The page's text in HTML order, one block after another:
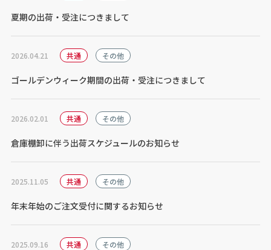
夏期の出荷・受注につきまして
2026.04.21 共通 その他
ゴールデンウィーク期間の出荷・受注につきまして
2026.02.01 共通 その他
倉庫棚卸に伴う出荷スケジュールのお知らせ
2025.11.05 共通 その他
年末年始のご注文受付に関するお知らせ
2025.09.16 共通 その他